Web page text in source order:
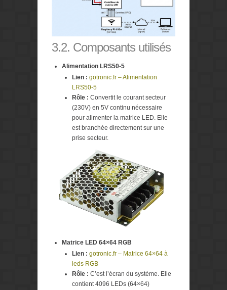
3.2. Composants utilisés
Alimentation LRS50-5
Lien : gotronic.fr – Alimentation
LRS50-5
Rôle : Convertit le courant secteur
(230V) en 5V continu nécessaire
pour alimenter la matrice LED. Elle
est branchée directement sur une
prise secteur.
Matrice LED 64×64 RGB
Lien : gotronic.fr – Matrice 64×64 à
leds RGB
Rôle : C’est l’écran du système. Elle
contient 4096 LEDs (64×64)